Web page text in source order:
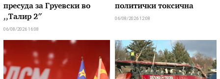
пресуда за Груевски во
,,Талир 2″
06/08/2026 16:08
политички токсична
06/08/2026 12:08